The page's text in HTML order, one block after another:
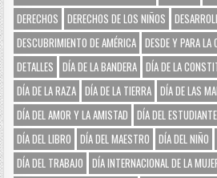
DERECHOS
DERECHOS DE LOS NIÑOS
DESCUBRIMIENTO DE AMÉRICA DESDE Y PARA LA
DETALLES
DÍA DE LA BANDERA DÍA DE LA
DÍA DE LA RAZA DÍA DE LA TIERRA DÍA DE LAS
DÍA DEL AMOR Y LA AMISTAD
DÍA DEL ESTUDIANTE
DÍA DEL LIBRO
DÍA DEL MAESTRO DÍA DEL NIÑO
DÍA DEL TRABAJO
DÍA INTERNACIONAL DE LA